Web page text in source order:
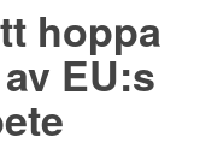
hoppa
EU:s